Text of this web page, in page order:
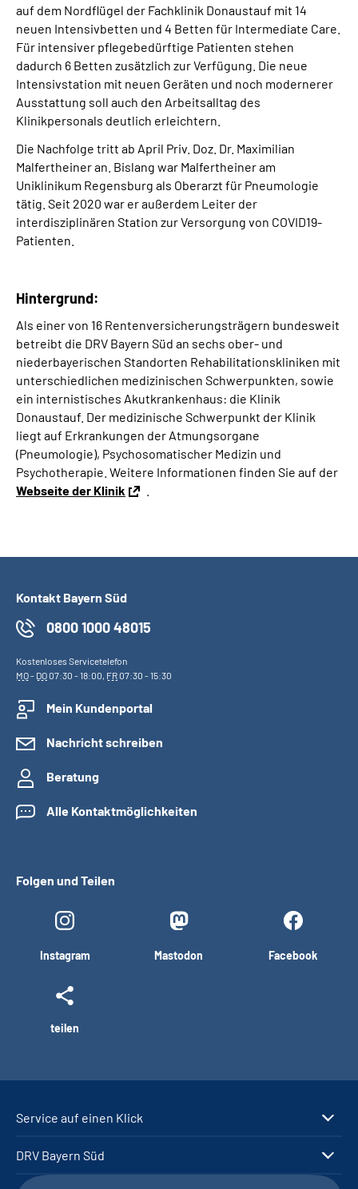
auf dem Nordflügel der Fachklinik Donaustauf mit 14
neuen Intensivbetten und 4 Betten für Intermediate Care.
Für intensiver pflegebedürftige Patienten stehen
dadurch 6 Betten zusätzlich zur Verfügung. Die neue
Intensivstation mit neuen Geräten und noch modernerer
Ausstattung soll auch den Arbeitsalltag des
Klinikpersonals deutlich erleichtern.
Die Nachfolge tritt ab April Priv. Doz. Dr. Maximilian
Malfertheiner an. Bislang war Malfertheiner am
Uniklinikum Regensburg als Oberarzt für Pneumologie
tätig. Seit 2020 war er außerdem Leiter der
interdisziplinären Station zur Versorgung von COVID19-
Patienten.
Hintergrund:
Als einer von 16 Rentenversicherungsträgern bundesweit
betreibt die DRV Bayern Süd an sechs ober- und
niederbayerischen Standorten Rehabilitationskliniken mit
unterschiedlichen medizinischen Schwerpunkten, sowie
ein internistisches Akutkrankenhaus: die Klinik
Donaustauf. Der medizinische Schwerpunkt der Klinik
liegt auf Erkrankungen der Atmungsorgane
(Pneumologie), Psychosomatischer Medizin und
Psychotherapie. Weitere Informationen finden Sie auf der
Webseite der Klinik
Kontakt Bayern Süd
0800 1000 48015
Kostenloses Servicetelefon
MO- DO07:30 - 18:00, FR07:30 - 15:30
Mein Kundenportal
Nachricht schreiben
Beratung
Alle Kontaktmöglichkeiten
Folgen und Teilen
Instagram Mastodon Facebook
teilen
Service auf einen Klick
DRV Bayern Süd